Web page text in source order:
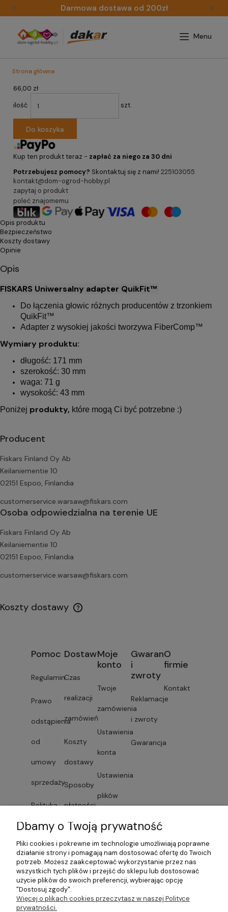
Darmowa dostawa od 200zł
Strona główna
66,00 zł
ilość
szt.
Do koszyka
Kup ten produkt teraz - zapłać za niego za 30 dni
Potrzebujesz pomocy? Skontaktuj się z nami! 225103055
kontakt@dom-ogrod-hobby.pl
zapytaj o produkt
poleć znajomemu
Opis produktu
Bezpieczeństwo
Koszty dostawy
Opinie
Opis
FISKARS Uniwersalny adapter QuikFit™
Do łączenia głowic różnych producentów z trzonkiem
QuikFit™
Adapter z wysokiej jakości tworzywa FiberComp™
Wymiary produktu:
długość: 171 mm
szerokość: 30 mm
waga: 71 g
wysokość: 43 mm
Poniżej produkty, które mogą Ci być potrzebne :)
Producent
Fiskars Finland Oy Ab
Keilaniementie 10
02151 Espoo, Finlandia
customerservice.warsaw@fiskars.com
Osoba odpowiedzialna na terenie UE
Fiskars Finland Oy Ab
Keilaniementie 10
02151 Espoo, Finlandia
customerservice.warsaw@fiskars.com
Koszty dostawy
Pomoc
Regulamin
Prawo
odstąpienia
od
umowy
sprzedaży
Polityka
prywatności
Lista
dostawców
usług
Dostawa
Czas
realizacji
zamówień
Koszty
dostawy
Sposoby
płatności
Faktury i
paragony
Czas
dostawy
Moje
konto
Twoje
zamówienia
Ustawienia
konta
Ustawienia
plików
Przechowalnia
Gwarancja
i
zwroty
Reklamacje
i zwroty
Gwarancja
O
firmie
Kontakt
Dbamy o Twoją prywatność
Pliki cookies i pokrewne im technologie umożliwiają poprawne
działanie strony i pomagają nam dostosować ofertę do Twoich
potrzeb. Możesz zaakceptować wykorzystanie przez nas
wszystkich tych plików i przejść do sklepu lub dostosować
użycie plików do swoich preferencji, wybierając opcję
"Dostosuj zgody".
Więcej o plikach cookies przeczytasz w naszej Polityce
prywatności.